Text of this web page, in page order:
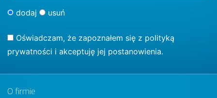
dodaj usuń
Oświadczam, że zapoznałem się z polityką
prywatności i akceptuję jej postanowienia.
O firmie